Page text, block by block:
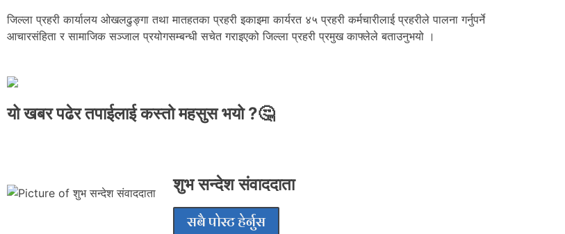
जिल्ला प्रहरी कार्यालय ओखलढुङ्गा तथा मातहतका प्रहरी इकाइमा कार्यरत ४५ प्रहरी कर्मचारीलाई प्रहरीले पालना गर्नुपर्ने
आचारसंहिता र सामाजिक सञ्जाल प्रयोगसम्बन्धी सचेत गराइएको जिल्ला प्रहरी प्रमुख काफ्लेले बताउनुभयो ।
यो खबर पढेर तपाईलाई कस्तो महसुस भयो ?🤔
शुभ सन्देश संवाददाता
सबै पोस्ट हेर्नुस